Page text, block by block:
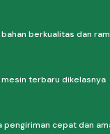
berkualitas dan
mesin terbaru dikelasnya
pengiriman cepat dan